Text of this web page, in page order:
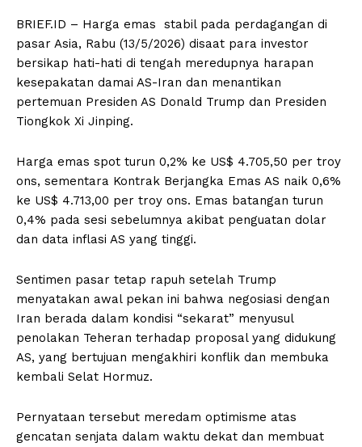
BRIEF.ID – Harga emas stabil pada perdagangan di
pasar Asia, Rabu (13/5/2026) disaat para investor
bersikap hati-hati di tengah meredupnya harapan
kesepakatan damai AS-Iran dan menantikan
pertemuan Presiden AS Donald Trump dan Presiden
Tiongkok Xi Jinping.
Harga emas spot turun 0,2% ke US$ 4.705,50 per troy
ons, sementara Kontrak Berjangka Emas AS naik 0,6%
ke US$ 4.713,00 per troy ons. Emas batangan turun
0,4% pada sesi sebelumnya akibat penguatan dolar
dan data inflasi AS yang tinggi.
Sentimen pasar tetap rapuh setelah Trump
menyatakan awal pekan ini bahwa negosiasi dengan
Iran berada dalam kondisi “sekarat” menyusul
penolakan Teheran terhadap proposal yang didukung
AS, yang bertujuan mengakhiri konflik dan membuka
kembali Selat Hormuz.
Pernyataan tersebut meredam optimisme atas
gencatan senjata dalam waktu dekat dan membuat